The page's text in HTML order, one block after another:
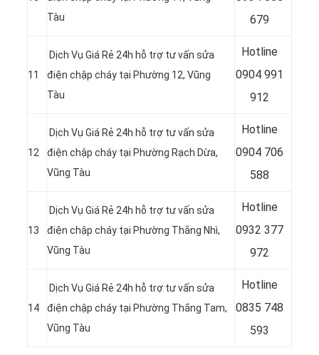
Tàu
679
11
Dịch Vụ Giá Rẻ 24h hỗ trợ tư vấn sửa
điện chập cháy tại Phường 12, Vũng
Tàu
Hotline
0904 991
912
12
Dịch Vụ Giá Rẻ 24h hỗ trợ tư vấn sửa
điện chập cháy tại Phường Rạch Dừa,
Vũng Tàu
Hotline
0904 706
588
13
Dịch Vụ Giá Rẻ 24h hỗ trợ tư vấn sửa
điện chập cháy tại Phường Thắng Nhì,
Vũng Tàu
Hotline
0932 377
972
14
Dịch Vụ Giá Rẻ 24h hỗ trợ tư vấn sửa
điện chập cháy tại Phường Thắng Tam,
Vũng Tàu
Hotline
0835 748
593